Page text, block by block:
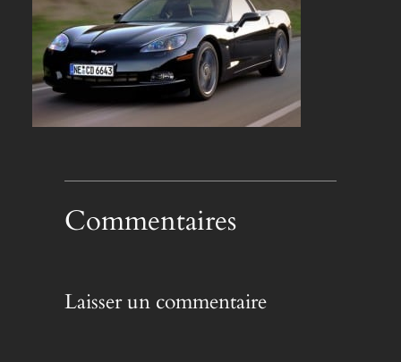
Commentaires
Laisser un commentaire